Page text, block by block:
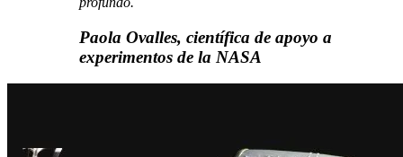
Paola Ovalles, científica de apoyo a
experimentos de la NASA